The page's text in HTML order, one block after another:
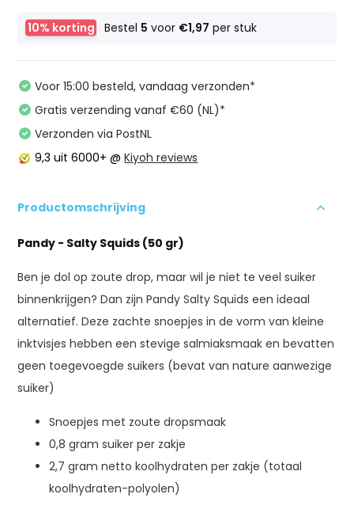
10% korting Bestel 5 voor €1,97 per stuk
Voor 15:00 besteld, vandaag verzonden*
Gratis verzending vanaf €60 (NL)*
Verzonden via PostNL
9,3 uit 6000+ @Kiyoh reviews
Productomschrijving
Pandy - Salty Squids (50 gr)
Ben je dol op zoute drop, maar wil je niet te veel suiker
binnenkrijgen? Dan zijn Pandy Salty Squids een ideaal
alternatief. Deze zachte snoepjes in de vorm van kleine
inktvisjes hebben een stevige salmiaksmaak en bevatten
geen toegevoegde suikers (bevat van nature aanwezige
suiker)
Snoepjes met zoute dropsmaak
0,8 gram suiker per zakje
2,7 gram netto koolhydraten per zakje (totaal
koolhydraten-polyolen)